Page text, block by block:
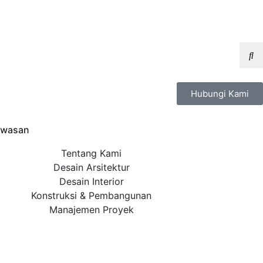
Hubungi Kami
Tentang Kami
Desain Arsitektur
Desain Interior
Konstruksi & Pembangunan
Manajemen Proyek